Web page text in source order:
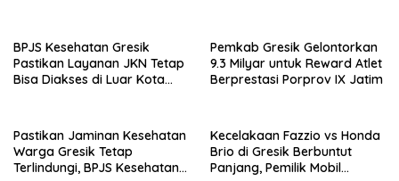
BPJS Kesehatan Gresik
Pastikan Layanan JKN Tetap
Bisa Diakses di Luar Kota
Pemkab Gresik Gelontorkan
9.3 Milyar untuk Reward Atlet
Berprestasi Porprov IX Jatim
Pastikan Jaminan Kesehatan
Warga Gresik Tetap
Terlindungi, BPJS Kesehatan
Kecelakaan Fazzio vs Honda
Brio di Gresik Berbuntut
Panjang, Pemilik Mobil